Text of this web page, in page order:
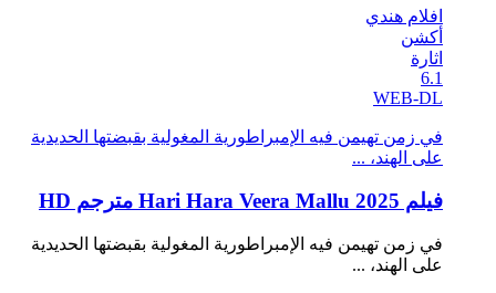
افلام هندي
أكشن
اثارة
6.1
WEB-DL
في زمن تهيمن فيه الإمبراطورية المغولية بقبضتها الحديدية
على الهند، ...
فيلم Hari Hara Veera Mallu 2025 مترجم HD
في زمن تهيمن فيه الإمبراطورية المغولية بقبضتها الحديدية
على الهند، ...